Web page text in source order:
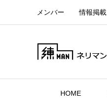
メンバー 情報掲載
HOME